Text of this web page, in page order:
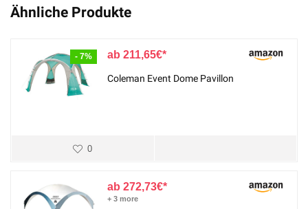
Ähnliche Produkte
- 7% 211,65€
Coleman Event Dome Pavillon
0
272,73€
+ 3 more